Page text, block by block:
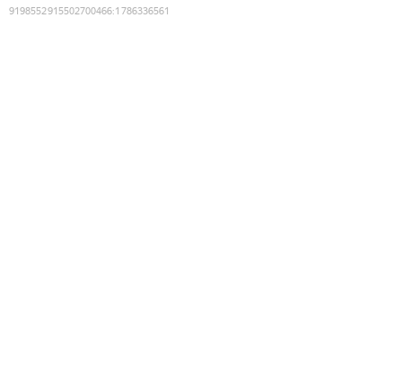
9198552915502700466:1786336561